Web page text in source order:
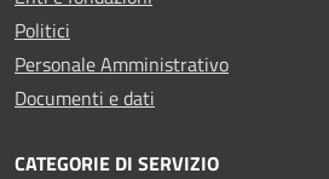
Politici
Personale Amministrativo
Documenti e dati
CATEGORIE DI SERVIZIO